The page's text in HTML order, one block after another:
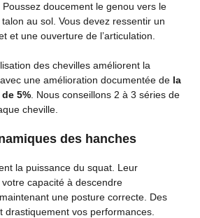
doucement le genou vers le
au sol. Vous devez ressentir un
et une ouverture de l’articulation.
des chevilles améliorent la
une amélioration documentée de la
5% . Nous conseillons 2 à 3 séries de
cheville.
des hanches
la puissance du squat. Leur
capacité à descendre
une posture correcte. Des
drastiquement vos performances.